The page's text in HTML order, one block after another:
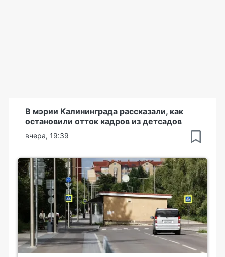
В мэрии Калининграда рассказали, как
остановили отток кадров из детсадов
вчера, 19:39